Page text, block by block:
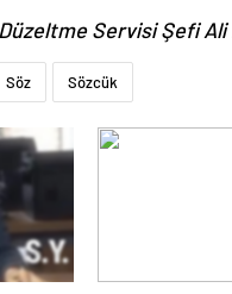
Servisi Şefi Ali
Söz Sözcük